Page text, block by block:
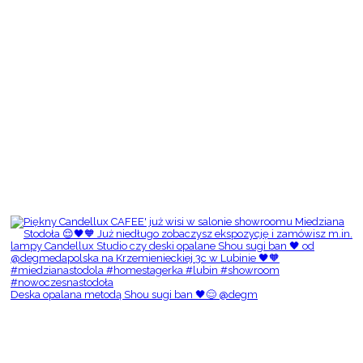
Deska opalana metodą Shou sugi ban 🖤😌 @degm